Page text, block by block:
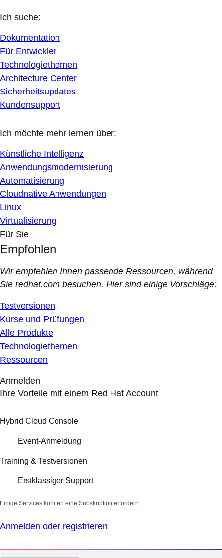
Ich suche:
Dokumentation
Für Entwickler
Technologiethemen
Architecture Center
Sicherheitsupdates
Kundensupport
Ich möchte mehr lernen über:
Künstliche Intelligenz
Anwendungsmodernisierung
Automatisierung
Cloudnative Anwendungen
Linux
Virtualisierung
Für Sie
Empfohlen
Wir empfehlen Ihnen passende Ressourcen, während
Sie redhat.com besuchen. Hier sind einige Vorschläge:
Testversionen
Kurse und Prüfungen
Alle Produkte
Technologiethemen
Ressourcen
Anmelden
Ihre Vorteile mit einem Red Hat Account
Hybrid Cloud Console
Event-Anmeldung
Training & Testversionen
Erstklassiger Support
Einige Services können eine Subskription erfordern.
Anmelden oder registrieren